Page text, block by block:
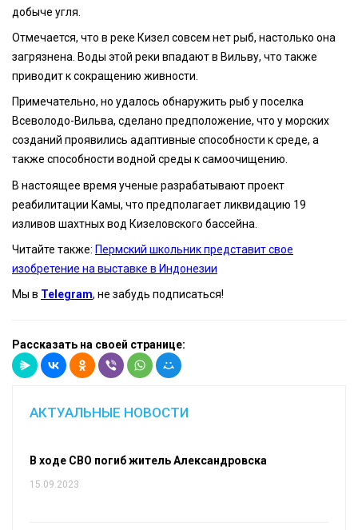
добыче угля.
Отмечается, что в реке Кизел совсем нет рыб, настолько она
загрязнена. Воды этой реки впадают в Вильву, что также
приводит к сокращению живности.
Примечательно, но удалось обнаружить рыб у поселка
Всеволодо-Вильва, сделано предположение, что у морских
созданий проявились адаптивные способности к среде, а
также способности водной среды к самоочищению.
В настоящее время ученые разрабатывают проект
реабилитации Камы, что предполагает ликвидацию 19
изливов шахтных вод Кизеловского бассейна.
Читайте также: Пермский школьник представит свое
изобретение на выставке в Индонезии
Мы в Telegram, не забудь подписаться!
Рассказать на своей странице:
АКТУАЛЬНЫЕ НОВОСТИ
В ходе СВО погиб житель Александровска
15.09.2023